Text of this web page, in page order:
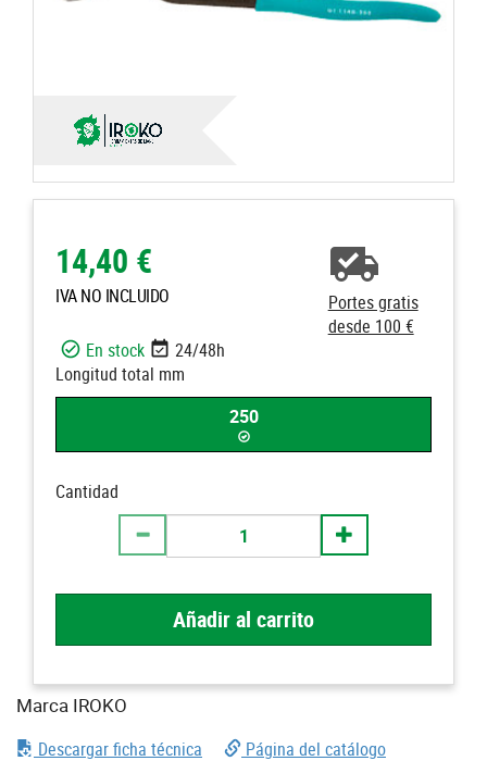
14,40 €
IVA NO INCLUIDO
Portes gratis
desde 100 €
En stock
24/48h
Longitud total mm
250
Cantidad
Añadir al carrito
Marca IROKO
Descargar ficha técnica
Página del catálogo